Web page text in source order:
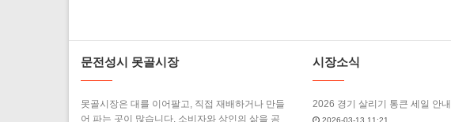
문전성시 못골시장
못골시장은 대를 이어팔고, 직접 재배하거나 만들
어 파는 곳이 많습니다. 소비자와 상인의 삶을 공
시장소식
2026 경기 살리기 통큰 세일 안내
2026-03-13 11:21